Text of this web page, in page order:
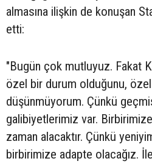
almasına ilişkin de konuşan
etti:
"Bugün çok mutluyuz. Fakat
özel bir durum olduğunu,
düşünmüyorum. Çünkü
galibiyetlerimiz var.
zaman alacaktır. Çünkü
birbirimize adapte olacağız.